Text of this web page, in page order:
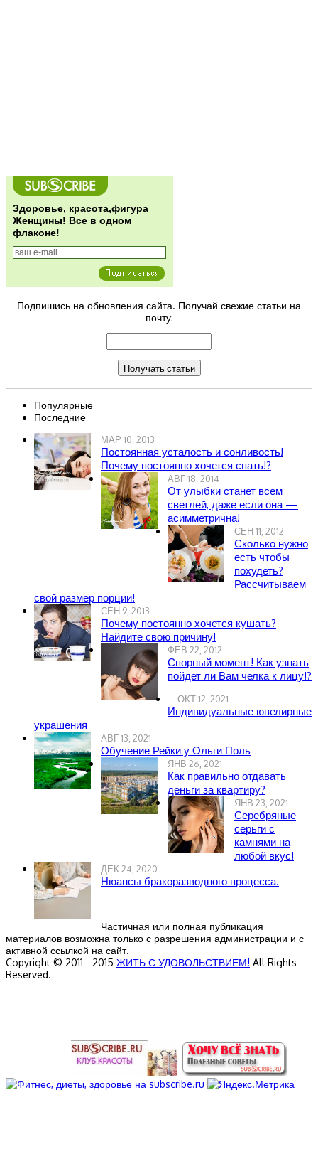
Здоровье, красота,фигура
Женщины! Все в одном
флаконе!
Подпишись на обновления сайта. Получай свежие статьи на
почту:
Популярные
Последние
МАР 10, 2013
Постоянная усталость и сонливость!
Почему постоянно хочется спать!?
АВГ 18, 2014
От улыбки станет всем
светлей, даже если она —
асимметрична!
СЕН 11, 2012
Сколько нужно
есть чтобы
похудеть?
Рассчитываем
свой размер порции!
СЕН 9, 2013
Почему постоянно хочется кушать?
Найдите свою причину!
ФЕВ 22, 2012
Спорный момент! Как узнать
пойдет ли Вам челка к лицу!?
ОКТ 12, 2021
Индивидуальные ювелирные
украшения
АВГ 13, 2021
Обучение Рейки у Ольги Поль
ЯНВ 26, 2021
Как правильно отдавать
деньги за квартиру?
ЯНВ 23, 2021
Серебряные
серьги с
камнями на
любой вкус!
ДЕК 24, 2020
Нюансы бракоразводного процесса.
Частичная или полная публикация
материалов возможна только с разрешения администрации и с
активной ссылкой на сайт.
Copyright © 2011 - 2015 ЖИТЬ С УДОВОЛЬСТВИЕМ! All Rights
Reserved.